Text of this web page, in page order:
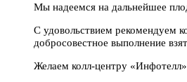
Мы надеемся на дальнейшее
С удовольствием рекомендуем
добросовестное выполнение
Желаем колл-центру